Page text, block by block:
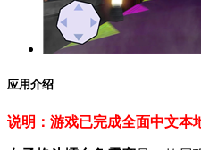
应用介绍
说明：游戏已完成全面中文本